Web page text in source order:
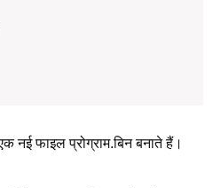
नई फाइल प्रोग्राम.बिन बनाते हैं।